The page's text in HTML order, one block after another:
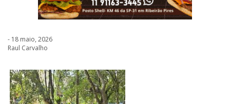
- 18 maio, 2026
Raul Carvalho